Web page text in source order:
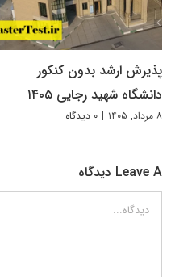
پذیرش ارشد بدون کنکور
دانشگاه شهید رجایی ۱۴۰۵
۸ مرداد, ۱۴۰۵ | ۰ دیدگاه
Leave A دیدگاه
دیدگاه